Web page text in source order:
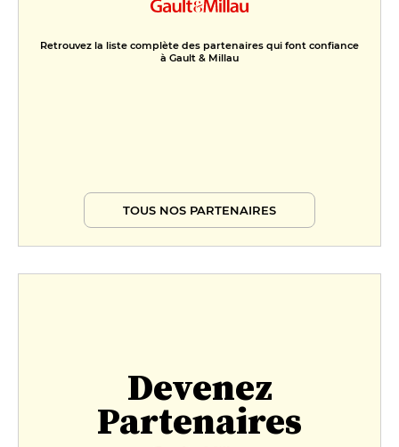
Retrouvez la liste complète des partenaires qui font confiance
à Gault & Millau
TOUS NOS PARTENAIRES
Devenez
Partenaires